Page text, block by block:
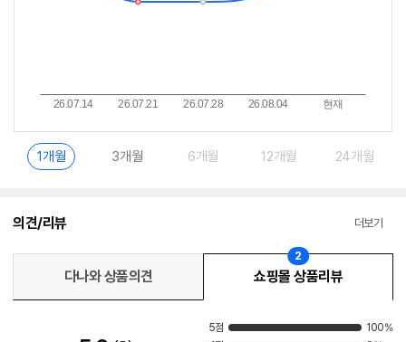
1개월 3개월 6개월 12개월 24개월
의견/리뷰 더보기
다나와 상품의견 쇼핑몰 상품리뷰
2
5점
100%